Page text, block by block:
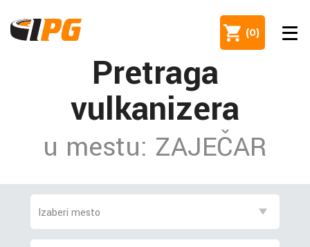
(0)
Pretraga
vulkanizera
u mestu: ZAJEČAR